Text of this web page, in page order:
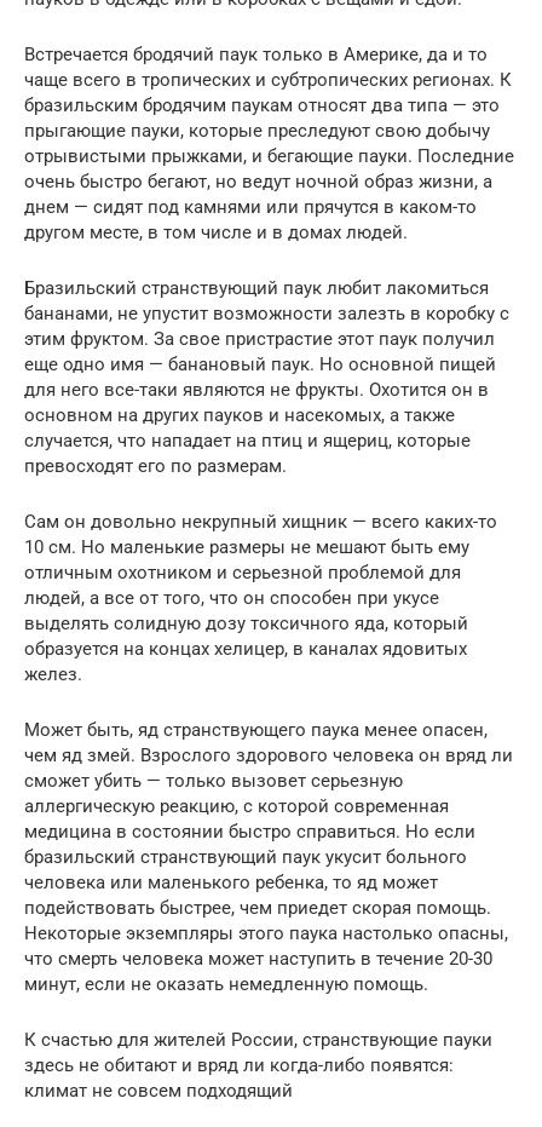
Встречается бродячий паук только в Америке, да и то
чаще всего в тропических и субтропических регионах. К
бразильским бродячим паукам относят два типа — это
прыгающие пауки, которые преследуют свою добычу
отрывистыми прыжками, и бегающие пауки. Последние
очень быстро бегают, но ведут ночной образ жизни, а
днем — сидят под камнями или прячутся в каком-то
другом месте, в том числе и в домах людей.
Бразильский странствующий паук любит лакомиться
бананами, не упустит возможности залезть в коробку с
этим фруктом. За свое пристрастие этот паук получил
еще одно имя — банановый паук. Но основной пищей
для него все-таки являются не фрукты. Охотится он в
основном на других пауков и насекомых, а также
случается, что нападает на птиц и ящериц, которые
превосходят его по размерам.
Сам он довольно некрупный хищник — всего каких-то
10 см. Но маленькие размеры не мешают быть ему
отличным охотником и серьезной проблемой для
людей, а все от того, что он способен при укусе
выделять солидную дозу токсичного яда, который
образуется на концах хелицер, в каналах ядовитых
желез.
Может быть, яд странствующего паука менее опасен,
чем яд змей. Взрослого здорового человека он вряд ли
сможет убить — только вызовет серьезную
аллергическую реакцию, с которой современная
медицина в состоянии быстро справиться. Но если
бразильский странствующий паук укусит больного
человека или маленького ребенка, то яд может
подействовать быстрее, чем приедет скорая помощь.
Некоторые экземпляры этого паука настолько опасны,
что смерть человека может наступить в течение 20-30
минут, если не оказать немедленную помощь.
К счастью для жителей России, странствующие пауки
здесь не обитают и вряд ли когда-либо появятся:
климат не совсем подходящий